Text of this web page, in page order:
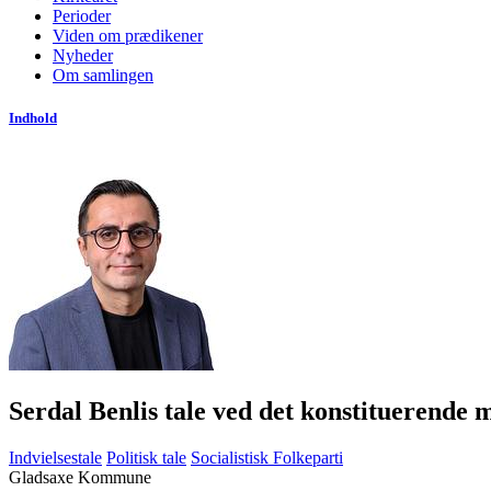
Perioder
Viden om prædikener
Nyheder
Om samlingen
Indhold
Serdal Benlis tale ved det konstituerende
Indvielsestale Politisk tale Socialistisk Folkeparti
Gladsaxe Kommune